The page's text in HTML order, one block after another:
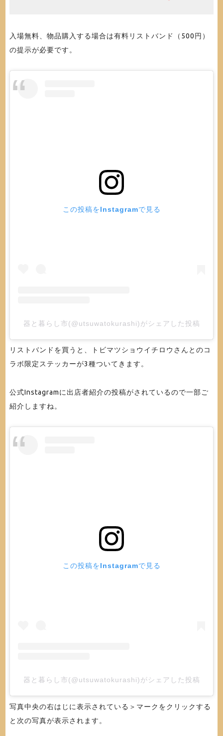
入場無料、物品購入する場合は有料リストバンド（500円）
の提示が必要です。
この投稿をInstagramで見る
器と暮らし市(@utsuwatokurashi)がシェアした投稿
リストバンドを買うと、トビマツショウイチロウさんとのコ
ラボ限定ステッカーが3種ついてきます。
公式Instagramに出店者紹介の投稿がされているので一部ご
紹介しますね。
この投稿をInstagramで見る
器と暮らし市(@utsuwatokurashi)がシェアした投稿
写真中央の右はじに表示されている＞マークをクリックする
と次の写真が表示されます。